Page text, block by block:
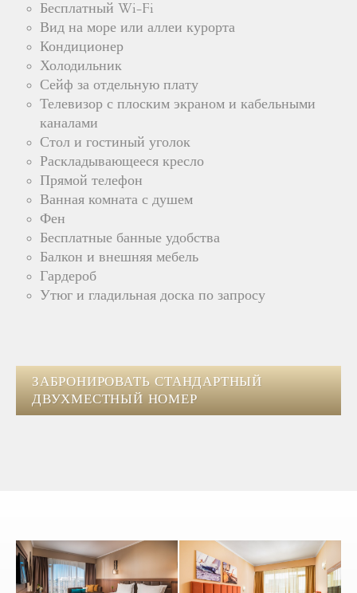
Бесплатный Wi-Fi
Вид на море или аллеи курорта
Кондиционер
Холодильник
Сейф за отдельную плату
Телевизор с плоским экраном и кабельными
каналами
Стол и гостиный уголок
Раскладывающееся кресло
Прямой телефон
Ванная комната с душем
Фен
Бесплатные банные удобства
Балкон и внешняя мебель
Гардероб
Утюг и гладильная доска по запросу
ЗАБРОНИРОВАТЬ СТАНДАРТНЫЙ
ДВУХМЕСТНЫЙ НОМЕР